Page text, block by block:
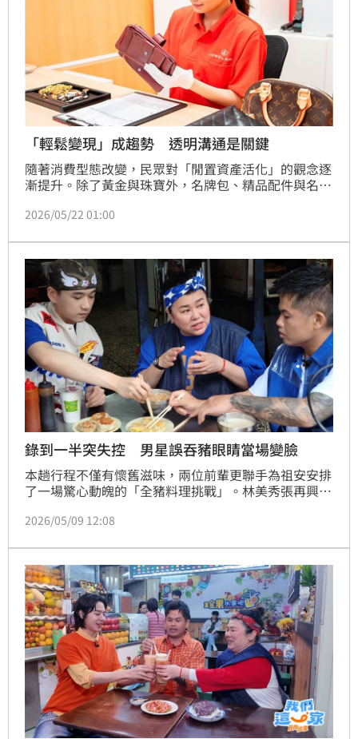
「輕鬆變現」成趨勢 透明溝通是關鍵
隨著消費型態改變，民眾對「閒置資產活化」的觀念逐
漸提升。除了黃金與珠寶外，名牌包、精品配件與名錶
經營15年以上的JEWEL CAFE 桂麗金，近年便積極拓展
品包與名錶等品項，希望讓消費者能以更便利的方式進
行資產整理。
2026/05/22 01:00
錄到一半突失控 男星誤吞豬眼睛當場變臉
本趟行程不僅有懷舊滋味，兩位前輩更聯手為祖安安排
了一場驚心動魄的「全豬料理挑戰」。林美秀張再興接
祖安在不知情的情況下，挑戰了名為「龍珠」的豬眼
笑？」甚至還認真分析起口感「QQ的像魷魚」，直到
林美秀揭曉真相並開玩笑說：「你剛剛吃的是豬眼睛，
有沒有覺得現在看東西一片光明？」讓祖安笑容瞬間僵
化。蔡維歆
2026/05/09 12:08